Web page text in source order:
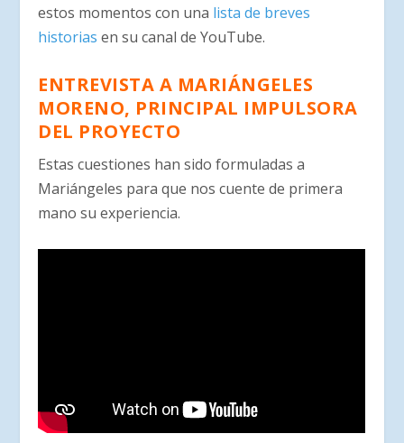
estos momentos con una lista de breves
historias en su canal de YouTube.
ENTREVISTA A MARIÁNGELES
MORENO, PRINCIPAL IMPULSORA
DEL PROYECTO
Estas cuestiones han sido formuladas a
Mariángeles para que nos cuente de primera
mano su experiencia.